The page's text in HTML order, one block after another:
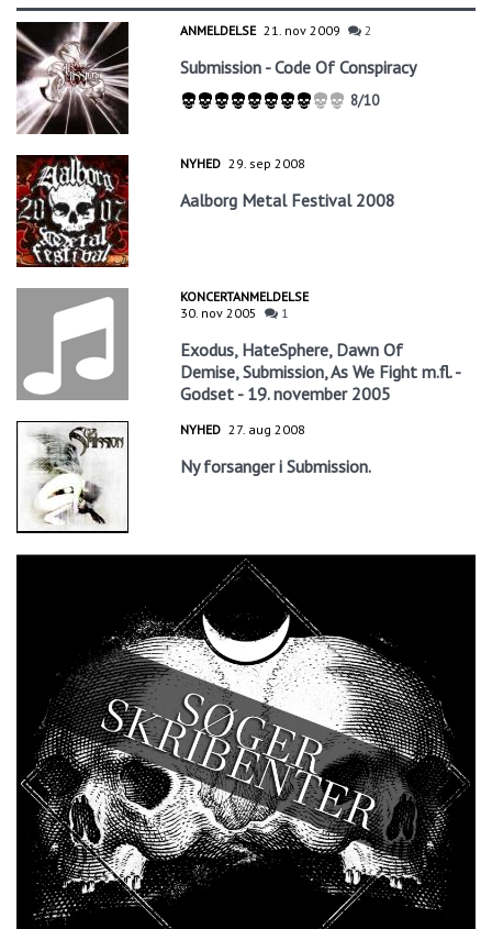
ANMELDELSE 21. nov 2009 2
Submission - Code Of Conspiracy
8/10
NYHED 29. sep 2008
Aalborg Metal Festival 2008
KONCERTANMELDELSE
30. nov 2005
1
Exodus, HateSphere, Dawn Of
Demise, Submission, As We Fight m.fl. -
Godset - 19. november 2005
NYHED 27. aug 2008
Ny forsanger i Submission.